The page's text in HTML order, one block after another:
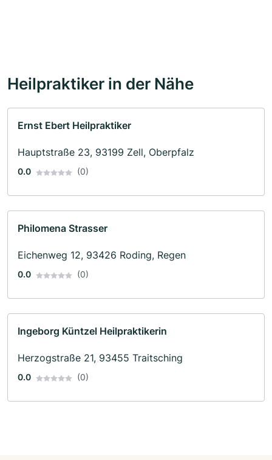
Heilpraktiker in der Nähe
Ernst Ebert Heilpraktiker
Hauptstraße 23, 93199 Zell, Oberpfalz
0.0 (0)
Philomena Strasser
Eichenweg 12, 93426 Roding, Regen
0.0 (0)
Ingeborg Küntzel Heilpraktikerin
Herzogstraße 21, 93455 Traitsching
0.0 (0)